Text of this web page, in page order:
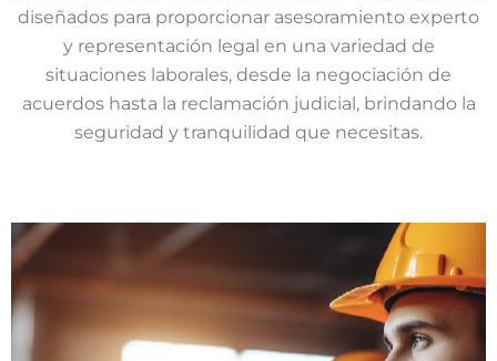
diseñados para proporcionar asesoramiento experto
y representación legal en una variedad de
situaciones laborales, desde la negociación de
acuerdos hasta la reclamación judicial, brindando la
seguridad y tranquilidad que necesitas.